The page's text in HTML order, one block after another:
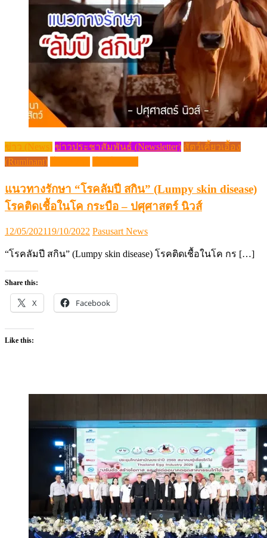
ข่าว (News) ข่าวประชาสัมพันธ์ (Newsletter) สัตว์เคี้ยวเอื้อง
(Ruminant)
แนวทางรักษา “โรคลัมปี สกิน” (Lumpy skin disease)
โรคติดเชื้อในโค กระบือ – ปศุศาสตร์ นิวส์
Posted
12/05/202119/10/2022 Author
Pasusart News
“โรคลัมปี สกิน” (Lumpy skin disease) โรคติดเชื้อในโค กร […]
Share this:
X Facebook
Like this: